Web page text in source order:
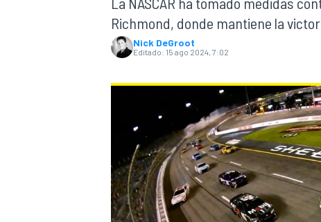
WEC FÓRMULA E
Richmond, donde mantiene la
Nick DeGroot
Editado: 15 ago 2024, 7:02